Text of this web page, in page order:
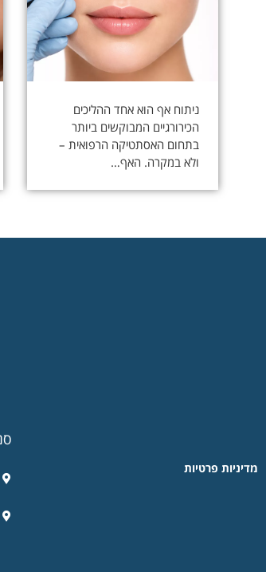
ניתוח אף הוא אחד ההליכים
הכירורגיים המבוקשים ביותר
בתחום האסתטיקה הרפואית –
ולא במקרה. האף…
מדיניות פרטיות